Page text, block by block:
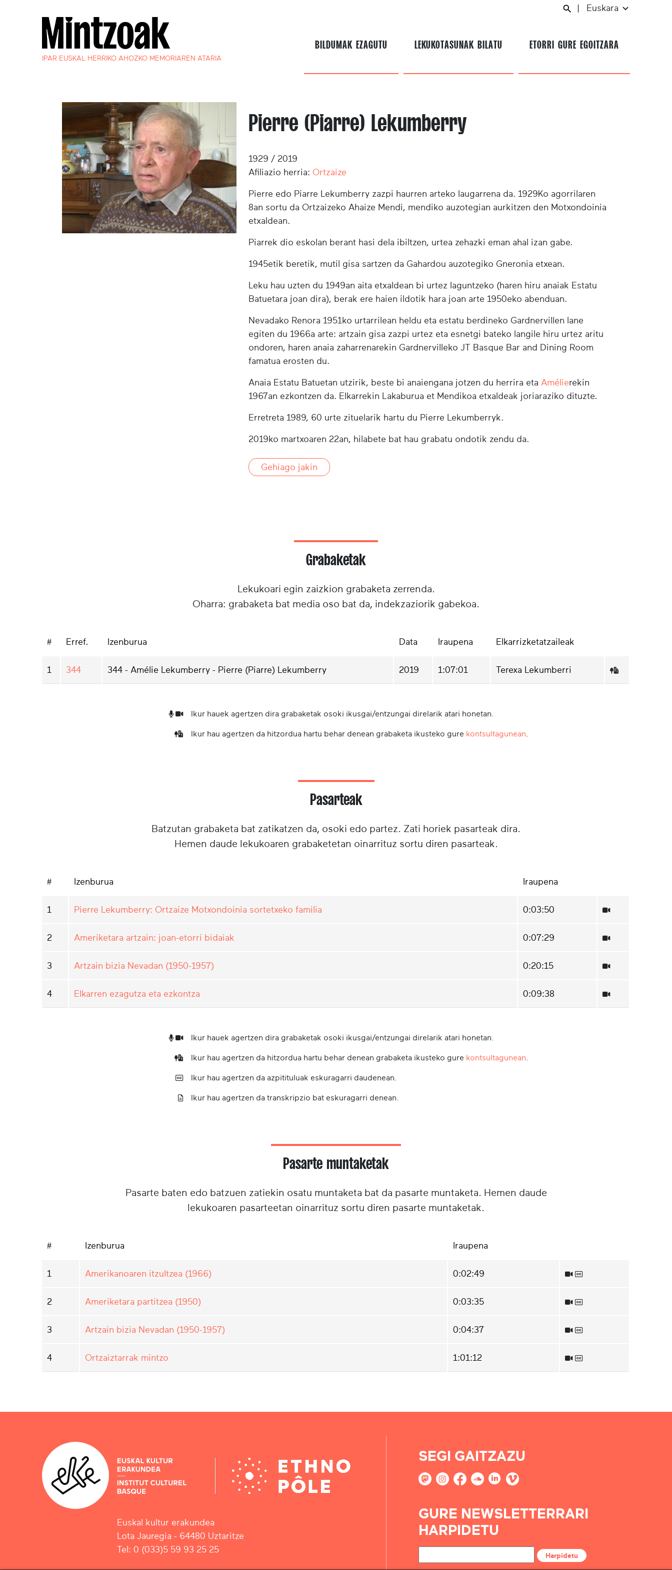
IPAR EUSKAL HERRIKO AHOZKO MEMORIAREN ATARIA
Euskara
BILDUMAK EZAGUTU LEKUKOTASUNAK BILATU ETORRI GURE EGOITZARA
Pierre (Piarre) Lekumberry
1929 / 2019
Afiliazio herria:Ortzaize
Pierre edo Piarre Lekumberry zazpi haurren arteko laugarrena da. 1929Ko agorrilaren
8an sortu da Ortzaizeko Ahaize Mendi, mendiko auzotegian aurkitzen den Motxondoinia
etxaldean.
Piarrek dio eskolan berant hasi dela ibiltzen, urtea zehazki eman ahal izan gabe.
1945etik beretik, mutil gisa sartzen da Gahardou auzotegiko Gneronia etxean.
Leku hau uzten du 1949an aita etxaldean bi urtez laguntzeko (haren hiru anaiak Estatu
Batuetara joan dira), berak ere haien ildotik hara joan arte 1950eko abenduan.
Nevadako Renora 1951ko urtarrilean heldu eta estatu berdineko Gardnervillen lane
egiten du 1966a arte: artzain gisa zazpi urtez eta esnetgi bateko langile hiru urtez aritu
ondoren, haren anaia zaharrenarekin Gardnervilleko JT Basque Bar and Dining Room
famatua erosten du.
Anaia Estatu Batuetan utzirik, beste bi anaiengana jotzen du herrira etaAmélierekin
1967an ezkontzen da. Elkarrekin Lakaburua et Mendikoa etxaldeak joriaraziko dituzte.
Erretreta 1989, 60 urte zituelarik hartu du Pierre Lekumberryk.
2019ko martxoaren 22an, hilabete bat hau grabatu ondotik zendu da.
Gehiago jakin
Grabaketak
Lekukoari egin zaizkion grabaketa zerrenda.
Oharra: grabaketa bat media oso bat da, indekzaziorik gabekoa.
# Erref. Izenburua Data Iraupena Elkarrizketatzaileak
1 344 344 - Amélie Lekumberry - Pierre (Piarre) Lekumberry 2019 1:07:01 Terexa Lekumberri
Ikur hauek agertzen dira grabaketak osoki ikusgai/entzungai direlarik atari honetan.
Ikur hau agertzen da hitzordua hartu behar denean grabaketa ikusteko gure kontsultagunean
Pasarteak
Batzutan grabaketa bat zatikatzen da, osoki edo partez. Zati horiek pasarteak dira.
Hemen daude lekukoaren grabaketetan oinarrituz sortu diren pasarteak.
# Izenburua Iraupena
1 Pierre Lekumberry: Ortzaize Motxondoinia sortetxeko familia 0:03:50
2 Ameriketara artzain: joan-etorri bidaiak 0:07:29
3 Artzain bizia Nevadan (1950-1957) 0:20:15
4 Elkarren ezagutza eta ezkontza 0:09:38
Ikur hauek agertzen dira grabaketak osoki ikusgai/entzungai direlarik atari honetan.
Ikur hau agertzen da hitzordua hartu behar denean grabaketa ikusteko gure kontsultagunean
Ikur hau agertzen da azpitituluak eskuragarri daudenean.
Ikur hau agertzen da transkripzio bat eskuragarri denean.
Pasarte muntaketak
Pasarte baten edo batzuen zatiekin osatu muntaketa bat da pasarte muntaketa. Hemen daude
lekukoaren pasarteetan oinarrituz sortu diren pasarte muntaketak.
# Izenburua Iraupena
1 Amerikanoaren itzultzea (1966) 0:02:49
2 Ameriketara partitzea (1950) 0:03:35
3 Artzain bizia Nevadan (1950-1957) 0:04:37
4 Ortzaiztarrak mintzo 1:01:12
Euskal kultur erakundea
Lota Jauregia - 64480 Uztaritze
Tel: 0 (033)5 59 93 25 25
SEGI GAITZAZU
GURE NEWSLETTERRARI
HARPIDETU
Harpidetu